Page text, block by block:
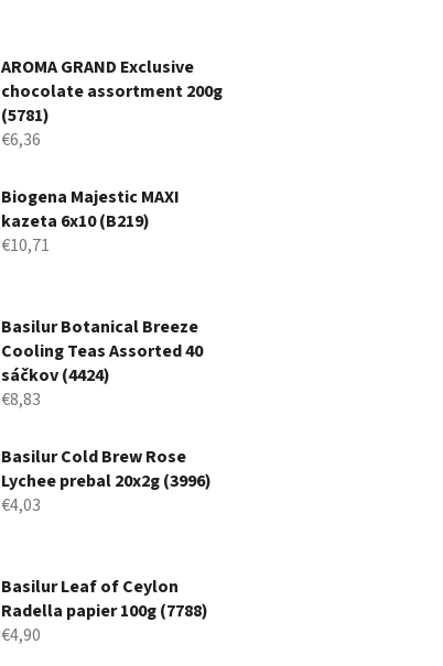
AROMA GRAND Exclusive
chocolate assortment 200g
(5781)
€6,36
Biogena Majestic MAXI
kazeta 6x10 (B219)
€10,71
Basilur Botanical Breeze
Cooling Teas Assorted 40
sáčkov (4424)
€8,83
Basilur Cold Brew Rose
Lychee prebal 20x2g (3996)
€4,03
Basilur Leaf of Ceylon
Radella papier 100g (7788)
€4,90